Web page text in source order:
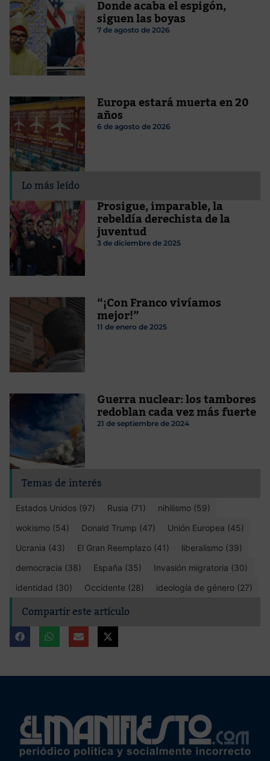
Donde acaba el espigón,
siguen las boyas
7 de agosto de 2026
Europa estará muerta en 20
años
6 de agosto de 2026
Lo más leído
Prosigue, imparable, la
rebeldía derechista de la
juventud
3 de diciembre de 2025
“¡Con Franco vivíamos
mejor!”
11 de enero de 2025
Guerra nuclear: los tambores
redoblan cada vez más fuerte
21 de septiembre de 2024
Temas de interés
Estados Unidos (97) Rusia (71)
nihilismo (59)
wokismo (54)
Donald Trump (47)
Unión Europea (45)
Ucrania (43)
El Gran Reemplazo (41)
liberalismo (39)
democracia (38)
España (35)
Invasión migratoria (30)
identidad (30)
Occidente (28) ideología de género (27)
Compartir este artículo